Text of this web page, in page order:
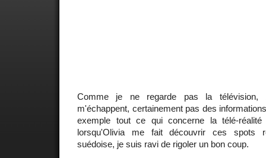
Comme je ne regarde pas la télévision,
m'échappent, certainement pas des
exemple tout ce qui concerne la télé-
lorsqu'Olivia me fait découvrir ces spots
suédoise, je suis ravi de rigoler un bon coup.